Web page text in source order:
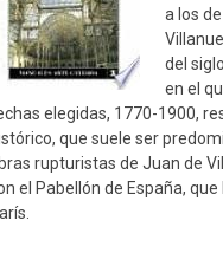
a los
del
en el
elegidas, 1770-1900,
que suele ser
rupturistas de Juan de
el Pabellón de España,